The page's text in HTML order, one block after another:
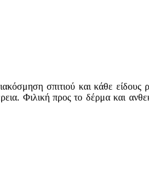
σπιτιού και κάθε
Φιλική προς το δέρμα και